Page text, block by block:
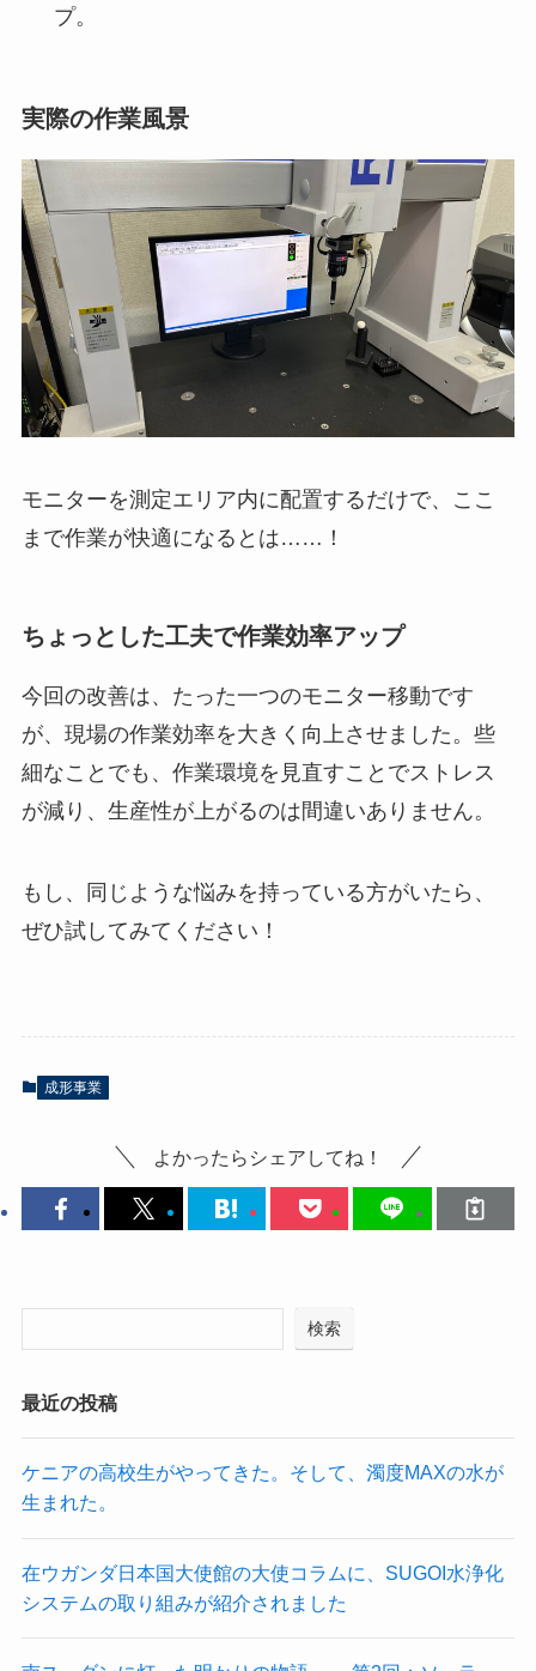
プ。
実際の作業風景
モニターを測定エリア内に配置するだけで、ここ
まで作業が快適になるとは……！
ちょっとした工夫で作業効率アップ
今回の改善は、たった一つのモニター移動です
が、現場の作業効率を大きく向上させました。些
細なことでも、作業環境を見直すことでストレス
が減り、生産性が上がるのは間違いありません。
もし、同じような悩みを持っている方がいたら、
ぜひ試してみてください！
成形事業
よかったらシェアしてね！
検索
最近の投稿
ケニアの高校生がやってきた。そして、濁度MAXの水が
生まれた。
在ウガンダ日本国大使館の大使コラムに、SUGOI水浄化
システムの取り組みが紹介されました